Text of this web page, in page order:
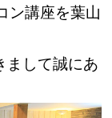
ン講座を葉山
まして誠にあ